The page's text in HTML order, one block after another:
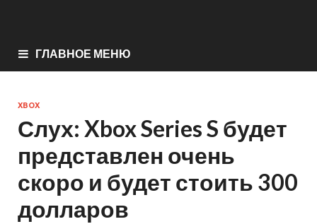
ГЛАВНОЕ МЕНЮ
XBOX
Слух: Xbox Series S будет
представлен очень
скоро и будет стоить 300
долларов